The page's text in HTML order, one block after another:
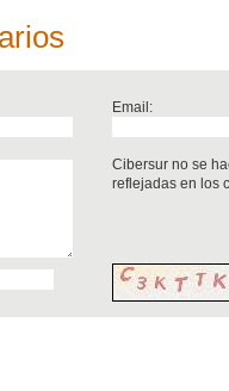
Email:
Cibersur no se
reflejadas en los